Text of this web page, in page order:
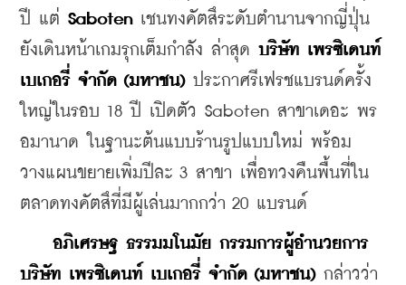
ปี แต่ Saboten เชนทงคัตสึระดับตำนานจากญี่ปุ่น
ยังเดินหน้าเกมรุกเต็มกำลัง ล่าสุด บริษัท เพรซิเดนท์
เบเกอรี่ จำกัด (มหาชน) ประกาศรีเฟรชแบรนด์ครั้ง
ใหญ่ในรอบ 18 ปี เปิดตัว Saboten สาขาเดอะ พร
อมานาด ในฐานะต้นแบบร้านรูปแบบใหม่ พร้อม
วางแผนขยายเพิ่มปีละ 3 สาขา เพื่อทวงคืนพื้นที่ใน
ตลาดทงคัตสึที่มีผู้เล่นมากกว่า 20 แบรนด์
อภิเศรษฐ ธรรมมโนมัย กรรมการผู้อำนวยการ
บริษัท เพรซิเดนท์ เบเกอรี่ จำกัด (มหาชน) กล่าวว่า